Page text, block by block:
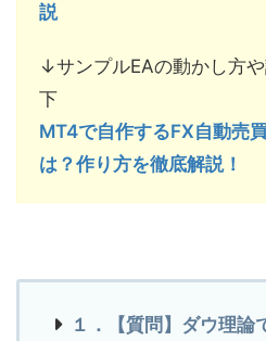
説
↓サンプルEAの動かし方
下
MT4で自作するFX自動売
は？作り方を徹底解説！
１．【質問】ダウ理論